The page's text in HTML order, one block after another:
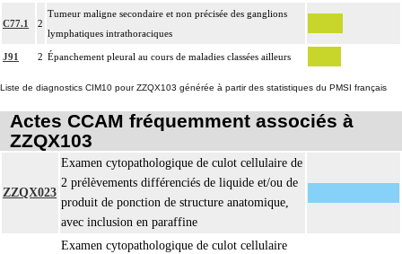
écrasis cellulaire
L'examen anatomopathologique, inclut : l'examen macroscopique et
microscopique de pièce d'exérèse
17.2
17.2
L'examen anatomopathologique de pièce d'exérèse inclut : l'échantillonnage,
la fixation, l'inclusion, la préparation microscopique avec une coloration
standard à base d'hémalun ou d'hématoxyline-éosine ou de phloxine avec ou
sans safran, avec ou sans photographie, l'interprétation, les éventuels
réexamens aux divers stades de réalisation, le compte rendu, le codage
Avec ou sans : coloration spéciale
coupes sériées
C77.1 2
Tumeur maligne secondaire et non précisée des ganglions
lymphatiques intrathoraciques
J91 2 Épanchement pleural au cours de maladies classées ailleurs
Liste de diagnostics CIM10 pour ZZQX103 générée à partir des statistiques du PMSI français
Actes CCAM fréquemment associés à
ZZQX103
ZZQX023
Examen cytopathologique de culot cellulaire de
2 prélèvements différenciés de liquide et/ou de
produit de ponction de structure anatomique,
avec inclusion en paraffine
Examen cytopathologique de culot cellulaire